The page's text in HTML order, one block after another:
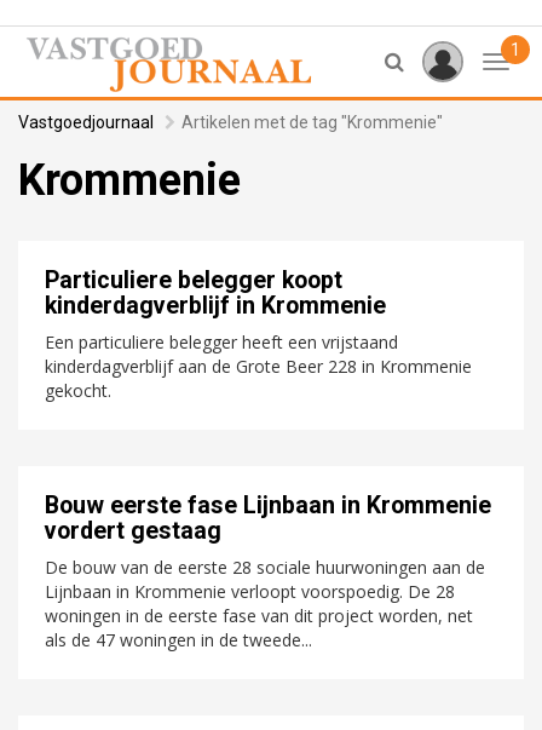
1
Vastgoedjournaal Artikelen met de tag "Krommenie"
Krommenie
Particuliere belegger koopt
kinderdagverblijf in Krommenie
Een particuliere belegger heeft een vrijstaand
kinderdagverblijf aan de Grote Beer 228 in Krommenie
gekocht.
Bouw eerste fase Lijnbaan in Krommenie
vordert gestaag
De bouw van de eerste 28 sociale huurwoningen aan de
Lijnbaan in Krommenie verloopt voorspoedig. De 28
woningen in de eerste fase van dit project worden, net
als de 47 woningen in de tweede...